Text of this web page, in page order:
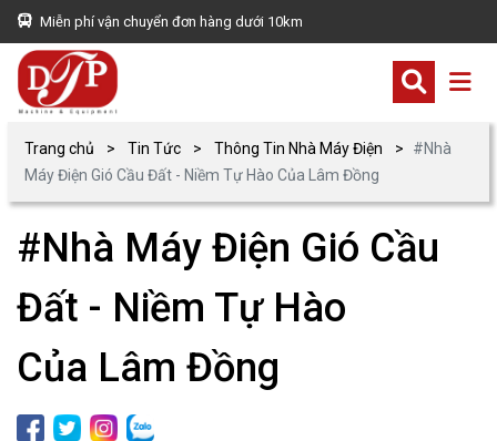
Miễn phí vận chuyển đơn hàng dưới 10km
Trang chủ Tin Tức Thông Tin Nhà Máy Điện
#Nhà
Máy Điện Gió Cầu Đất - Niềm Tự Hào Của Lâm Đồng
#Nhà Máy Điện Gió Cầu
Đất - Niềm Tự Hào
Của Lâm Đồng